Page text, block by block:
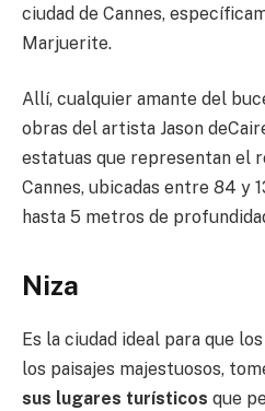
ciudad de Cannes,
Marjuerite.
Allí, cualquier amante del
obras del artista Jason
estatuas que representan el
Cannes, ubicadas entre 84 y
hasta 5 metros de
Niza
Es la ciudad ideal para que
los paisajes majestuosos,
sus lugares turísticos que